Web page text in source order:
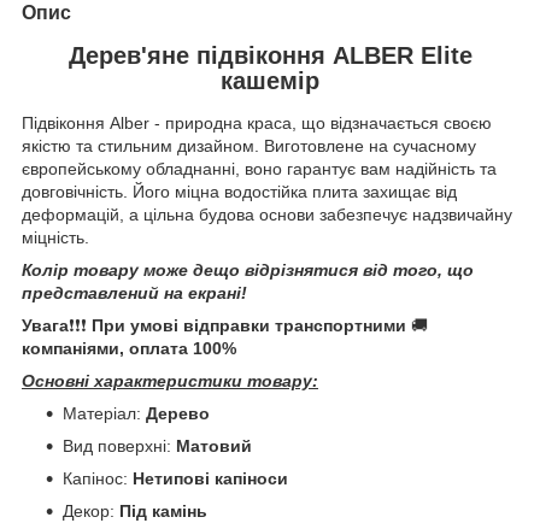
Опис
Дерев'яне підвіконня ALBER Elite
кашемір
Підвіконня Alber - природна краса, що відзначається своєю
якістю та стильним дизайном. Виготовлене на сучасному
європейському обладнанні, воно гарантує вам надійність та
довговічність. Його міцна водостійка плита захищає від
деформацій, а цільна будова основи забезпечує надзвичайну
міцність.
Колір товару може дещо відрізнятися від того, що
представлений на екрані!
Увага❗❗❗ При умові відправки транспортними 🚚
компаніями, оплата 100%
Основні характеристики товару:
Матеріал: Дерево
Вид поверхні: Матовий
Капінос: Нетипові капіноси
Декор: Під камінь